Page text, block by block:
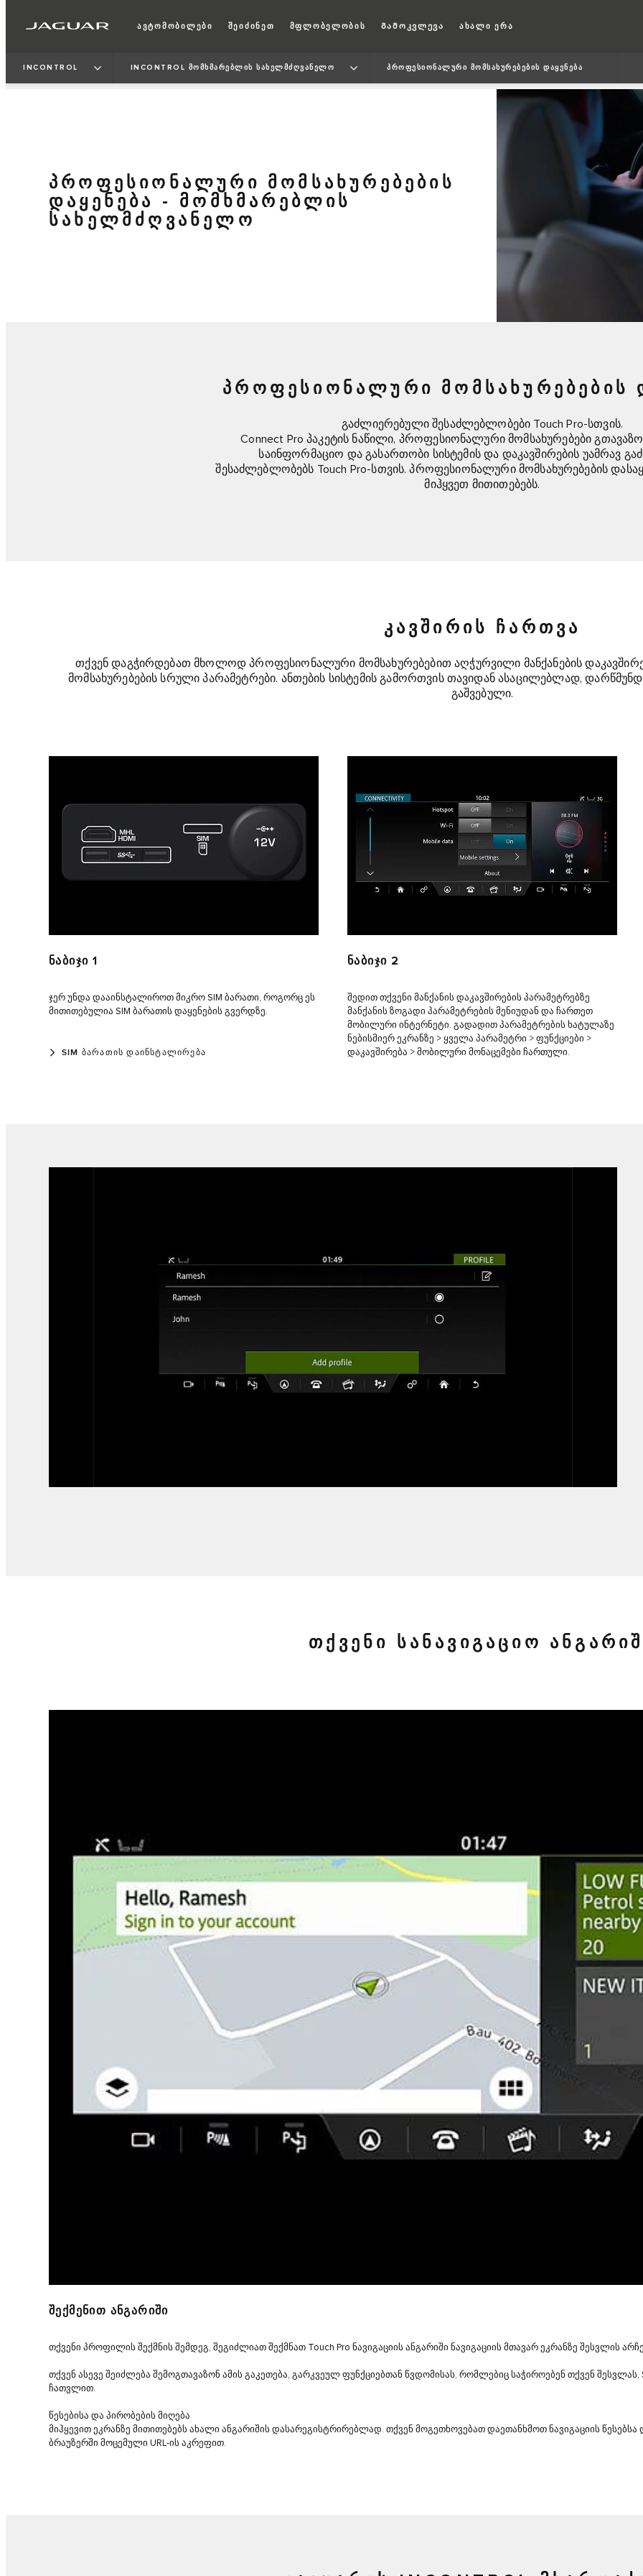
ავტომობილები შეიძინეთ მფლობელობის Გამოკვლევა ახალი ერა
INCONTROL INCONTROL ᲛᲝᲛᲮᲛᲐᲠᲔᲑᲚᲘᲡ ᲡᲐᲮᲔᲚᲛᲫᲦᲕᲐᲜᲔᲚᲝ ᲞᲠᲝᲤᲔᲡᲘᲝᲜᲐᲚᲣᲠᲘ ᲛᲝᲛᲡᲐᲮᲣᲠᲔᲑᲔᲑᲘᲡ ᲓᲐᲧᲔᲜᲔᲑᲐ
ᲞᲠᲝᲤᲔᲡᲘᲝᲜᲐᲚᲣᲠᲘ ᲛᲝᲛᲡᲐᲮᲣᲠᲔᲑᲔᲑᲘᲡ
ᲓᲐᲧᲔᲜᲔᲑᲐ - ᲛᲝᲛᲮᲛᲐᲠᲔᲑᲚᲘᲡ
ᲡᲐᲮᲔᲚᲛᲫᲦᲕᲐᲜᲔᲚᲝ
ᲞᲠᲝᲤᲔᲡᲘᲝᲜᲐᲚᲣᲠᲘ ᲛᲝᲛᲡᲐᲮᲣᲠᲔᲑᲔᲑᲘᲡ
გაძლიერებული შესაძლებლობები Touch Pro-სთვის.
Connect Pro პაკეტის ნაწილი, პროფესიონალური მომსახურებები
საინფორმაციო და გასართობი სისტემის და დაკავშირების უამრავ
შესაძლებლობებს Touch Pro-სთვის. პროფესიონალური მომსახურებების
მიჰყვეთ მითითებებს.
ᲙᲐᲕᲨᲘᲠᲘᲡ ᲩᲐᲠᲗᲕᲐ
თქვენ დაგჭირდებათ მხოლოდ პროფესიონალური მომსახურებებით აღჭურვილი მანქანების
მომსახურებების სრული პარამეტრები. ანთების სისტემის გამორთვის თავიდან ასაცილებლად,
გაშვებული.
ᲜᲐᲑᲘᲯᲘ 1
ჯერ უნდა დააინსტალიროთ მიკრო SIM ბარათი, როგორც ეს
მითითებულია SIM ბარათის დაყენების გვერდზე.
SIM ᲑᲐᲠᲐᲗᲘᲡ ᲓᲐᲘᲜᲡᲢᲐᲚᲘᲠᲔᲑᲐ
ᲜᲐᲑᲘᲯᲘ 2
შედით თქვენი მანქანის დაკავშირების პარამეტრებზე
მანქანის ზოგადი პარამეტრების მენიუდან და ჩართეთ
მობილური ინტერნეტი. გადადით პარამეტრების ხატულაზე
ნებისმიერ ეკრანზე > ყველა პარამეტრი > ფუნქციები >
დაკავშირება > მობილური მონაცემები ჩართული.
ᲗᲥᲕᲔᲜᲘ ᲡᲐᲜᲐᲕᲘᲒᲐᲪᲘᲝ
ᲨᲔᲥᲛᲔᲜᲘᲗ ᲐᲜᲒᲐᲠᲘᲨᲘ
თქვენი პროფილის შექმნის შემდეგ, შეგიძლიათ შექმნათ Touch Pro ნავიგაციის ანგარიში ნავიგაციის მთავარ ეკრანზე შესვლის
თქვენ ასევე შეიძლება შემოგთავაზონ ამის გაკეთება, გარკვეულ ფუნქციებთან წვდომისას, რომლებიც საჭიროებენ თქვენ შესვლას,
ჩათვლით.
წესებისა და პირობების მიღება
მიჰყევით ეკრანზე მითითებებს ახალი ანგარიშის დასარეგისტრირებლად. თქვენ მოგეთხოვებათ დაეთანხმოთ ნავიგაციის
ბრაუზერში მოცემული URL-ის აკრეფით.